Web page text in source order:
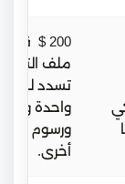
200 $
ملف
تسدد لمرة
واحدة ولا
ورسوم
أخرى.